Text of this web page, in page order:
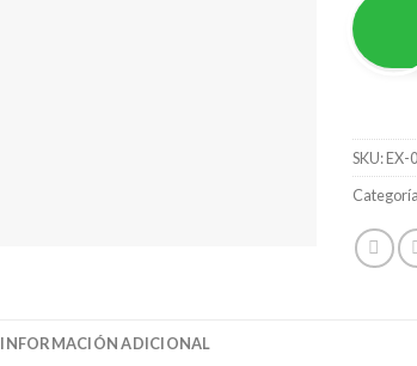
SKU:EX-
INFORMACIÓN ADICIONAL